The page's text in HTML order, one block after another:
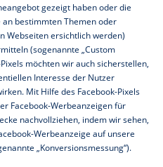
gezeigt haben oder die
bestimmten Themen oder
Webseiten ersichtlich werden)
(sogenannte „Custom
möchten wir auch sicherstellen,
Interesse der Nutzer
Mit Hilfe des Facebook-Pixels
Facebook-Werbeanzeigen für
nachvollziehen, indem wir sehen,
Werbeanzeige auf unsere
„Konversionsmessung“).